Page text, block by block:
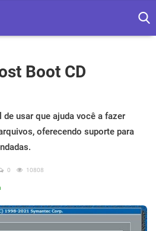
Boot CD
usar que ajuda você a fazer
oferecendo suporte para
0 10808